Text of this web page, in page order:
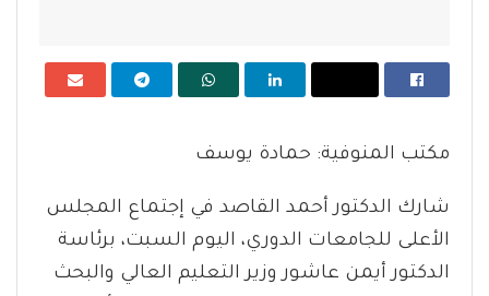
مكتب المنوفية: حمادة يوسف
شارك الدكتور أحمد القاصد في إجتماع المجلس
الأعلى للجامعات الدوري، اليوم السبت، برئاسة
الدكتور أيمن عاشور وزير التعليم العالي والبحث